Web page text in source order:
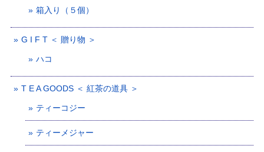
箱入り（５個）
G I F T ＜ 贈り物 ＞
ハコ
T E A GOODS ＜ 紅茶の道具 ＞
ティーコジー
ティーメジャー